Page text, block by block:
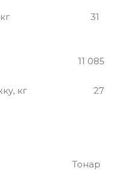
груза, кг 31
кг 11 085
тележку, кг 27
Тонар